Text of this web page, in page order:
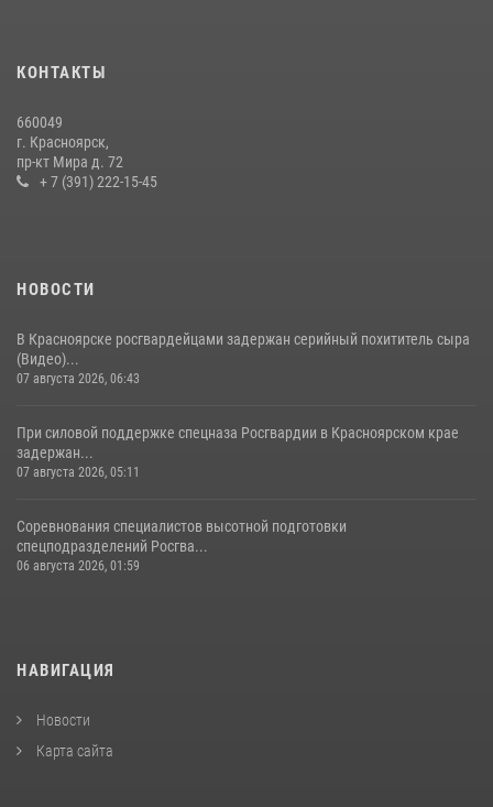
В Красноярском крае завершился военно-патриотический проект
Красноярскому краю.
10 июля 2026, 06:21
КОНТАКТЫ
660049
г. Красноярск,
пр-кт Мира д. 72
+ 7 (391) 222-15-45
НОВОСТИ
В Красноярске росгвардейцами задержан серийный похититель сыра
(Видео)...
07 августа 2026, 06:43
При силовой поддержке спецназа Росгвардии в Красноярском крае
задержан...
07 августа 2026, 05:11
Соревнования специалистов высотной подготовки
спецподразделений Росгва...
06 августа 2026, 01:59
НАВИГАЦИЯ
Новости
Карта сайта